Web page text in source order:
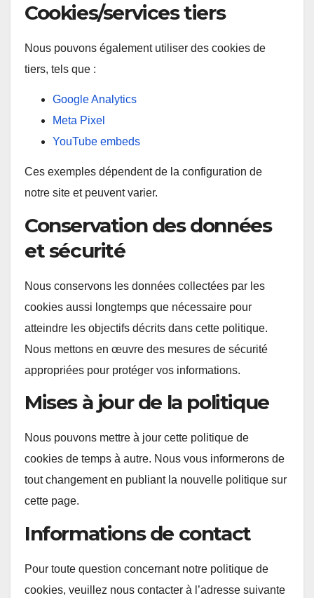
Cookies/services tiers
Nous pouvons également utiliser des cookies de
tiers, tels que :
Google Analytics
Meta Pixel
YouTube embeds
Ces exemples dépendent de la configuration de
notre site et peuvent varier.
Conservation des données
et sécurité
Nous conservons les données collectées par les
cookies aussi longtemps que nécessaire pour
atteindre les objectifs décrits dans cette politique.
Nous mettons en œuvre des mesures de sécurité
appropriées pour protéger vos informations.
Mises à jour de la politique
Nous pouvons mettre à jour cette politique de
cookies de temps à autre. Nous vous informerons de
tout changement en publiant la nouvelle politique sur
cette page.
Informations de contact
Pour toute question concernant notre politique de
cookies, veuillez nous contacter à l’adresse suivante